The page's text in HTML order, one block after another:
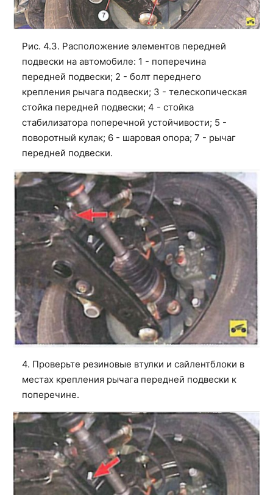
Рис. 4.3. Расположение элементов передней
подвески на автомобиле: 1 - поперечина
передней подвески; 2 - болт переднего
крепления рычага подвески; 3 - телескопическая
стойка передней подвески; 4 - стойка
стабилизатора поперечной устойчивости; 5 -
поворотный кулак; 6 - шаровая опора; 7 - рычаг
передней подвески.
4. Проверьте резиновые втулки и сайлентблоки в
местах крепления рычага передней подвески к
поперечине.